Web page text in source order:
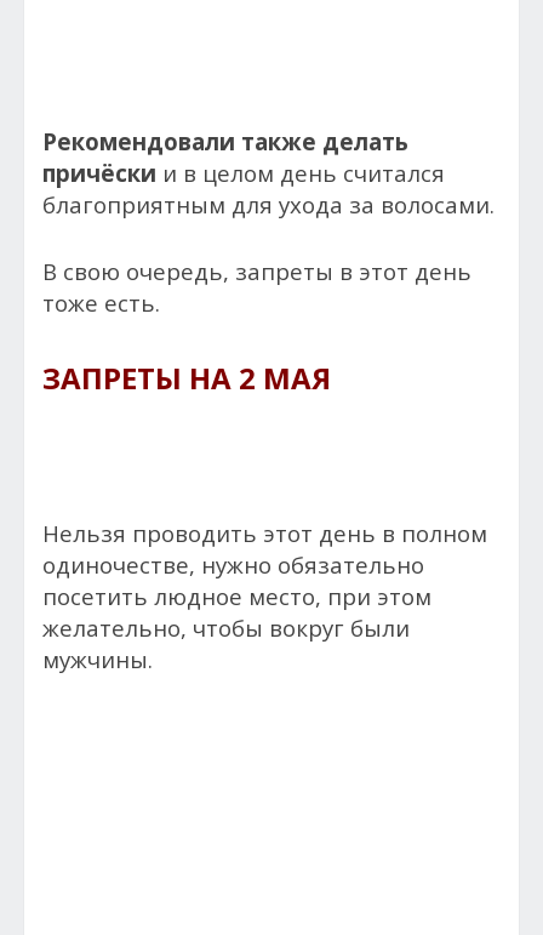
Рекомендовали также делать
причёски и в целом день считался
благоприятным для ухода за волосами.
В свою очередь, запреты в этот день
тоже есть.
ЗАПРЕТЫ НА 2 МАЯ
Нельзя проводить этот день в полном
одиночестве, нужно обязательно
посетить людное место, при этом
желательно, чтобы вокруг были
мужчины.